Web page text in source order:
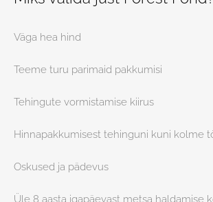
Väga hea hind
Teeme turu parimaid pakkumisi
Tehingute vormistamise kiirus
Hinnapakkumisest tehinguni kuni kolme
Oskused ja pädevus
Üle 8 aasta igapäevast metsa haldamise